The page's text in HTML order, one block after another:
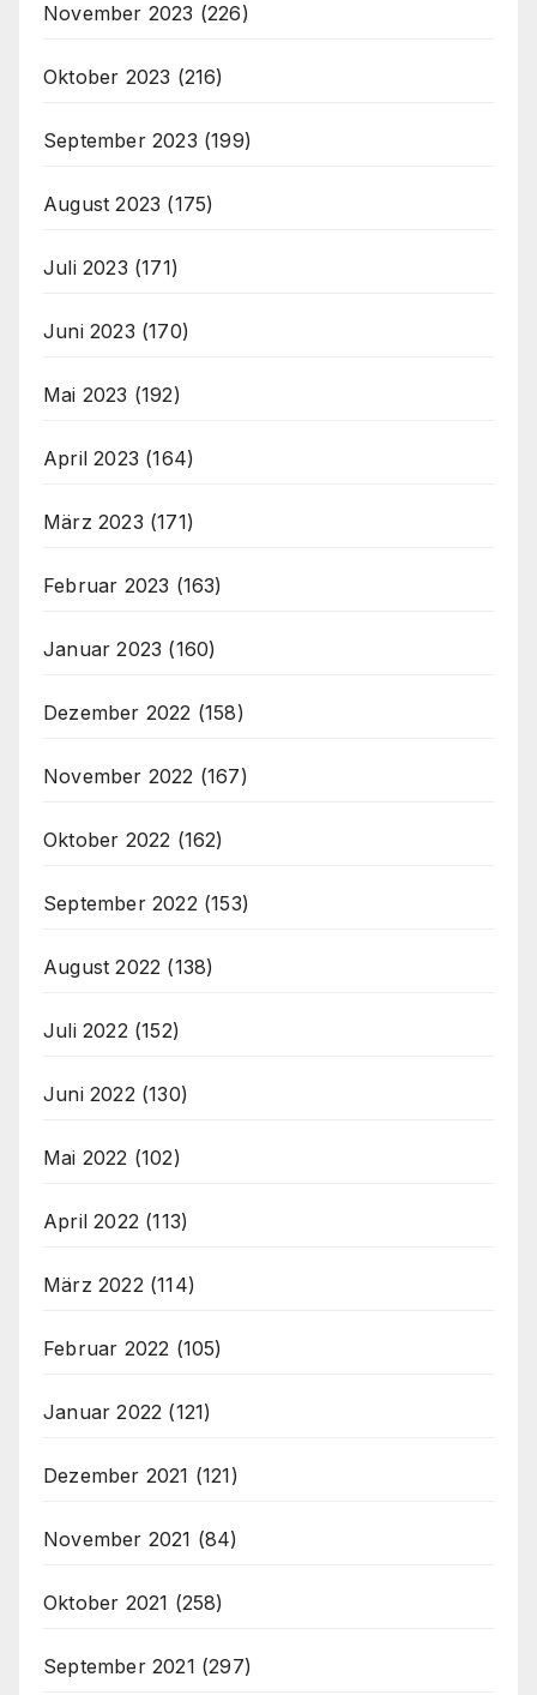
November 2023 (226)
Oktober 2023 (216)
September 2023 (199)
August 2023 (175)
Juli 2023 (171)
Juni 2023 (170)
Mai 2023 (192)
April 2023 (164)
März 2023 (171)
Februar 2023 (163)
Januar 2023 (160)
Dezember 2022 (158)
November 2022 (167)
Oktober 2022 (162)
September 2022 (153)
August 2022 (138)
Juli 2022 (152)
Juni 2022 (130)
Mai 2022 (102)
April 2022 (113)
März 2022 (114)
Februar 2022 (105)
Januar 2022 (121)
Dezember 2021 (121)
November 2021 (84)
Oktober 2021 (258)
September 2021 (297)